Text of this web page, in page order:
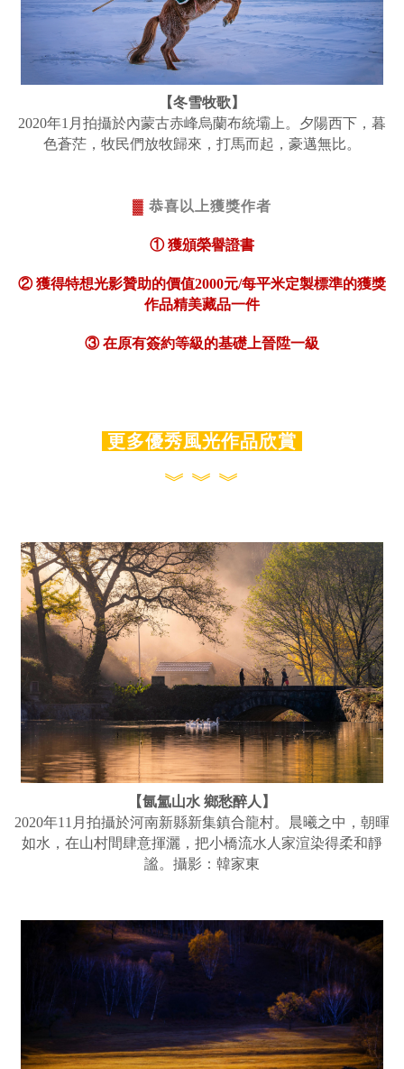
【冬雪牧歌】
2020年1月拍攝於內蒙古赤峰烏蘭布統壩上。夕陽西下，暮
色蒼茫，牧民們放牧歸來，打馬而起，豪邁無比。
▓ 恭喜以上獲獎作者
① 獲頒榮譽證書
② 獲得特想光影贊助的價值2000元/每平米定製標準的獲獎
作品精美藏品一件
③ 在原有簽約等級的基礎上晉陞一級
更多優秀風光作品欣賞
︾ ︾ ︾
【氤氳山水 鄉愁醉人】
2020年11月拍攝於河南新縣新集鎮合龍村。晨曦之中，朝暉
如水，在山村間肆意揮灑，把小橋流水人家渲染得柔和靜
謐。攝影：韓家東